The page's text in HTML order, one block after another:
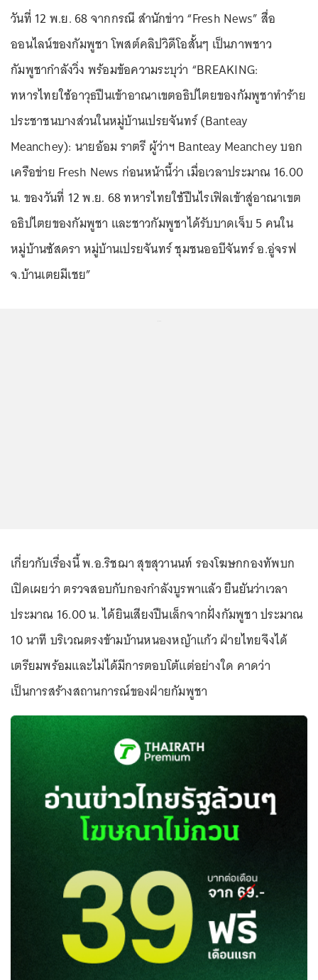
วันที่ 12 พ.ย. 68 จากกรณี สำนักข่าว “Fresh News” สื่อ
ออนไลน์ของกัมพูชา โพสต์คลิปวิดีโอสั้นๆ เป็นภาพชาว
กัมพูชากำลังวิ่ง พร้อมข้อความระบุว่า “BREAKING:
ทหารไทยใช้อาวุธปืนเข้าอาณาเขตอธิปไตยของกัมพูชาทำร้าย
ประชาชนบางส่วนในหมู่บ้านเปรยจันทร์ (Banteay
Meanchey): นายอ้อม ราตรี ผู้ว่าฯ Banteay Meanchey บอก
เครือข่าย Fresh News ก่อนหน้านี้ว่า เมื่อเวลาประมาณ 16.00
น. ของวันที่ 12 พ.ย. 68 ทหารไทยใช้ปืนไรเฟิลเข้าสู่อาณาเขต
อธิปไตยของกัมพูชา และชาวกัมพูชาได้รับบาดเจ็บ 5 คนใน
หมู่บ้านซัสดรา หมู่บ้านเปรยจันทร์ ชุมชนออบีจันทร์ อ.อู่จรฟ
จ.บ้านเตยมีเชย”
เกี่ยวกับเรื่องนี้ พ.อ.ริชฌา สุขสุวานนท์ รองโฆษกกองทัพบก
เปิดเผยว่า ตรวจสอบกับกองกำลังบูรพาแล้ว ยืนยันว่าเวลา
ประมาณ 16.00 น. ได้ยินเสียงปืนเล็กจากฝั่งกัมพูชา ประมาณ
10 นาที บริเวณตรงข้ามบ้านหนองหญ้าแก้ว ฝ่ายไทยจึงได้
เตรียมพร้อมและไม่ได้มีการตอบโต้แต่อย่างใด คาดว่า
เป็นการสร้างสถานการณ์ของฝ่ายกัมพูชา